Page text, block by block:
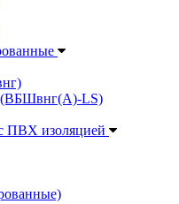
LS)
ПВХ изоляцией